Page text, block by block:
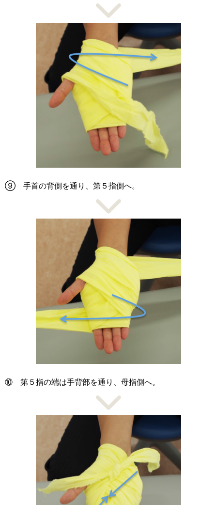
⑨ 手首の背側を通り、第５指側へ。
⑩ 第５指の端は手背部を通り、母指側へ。